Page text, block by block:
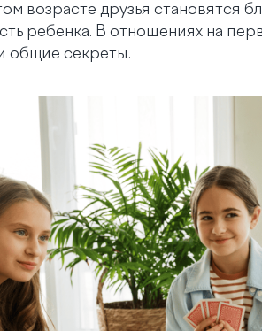
возрасте друзья становятся
ребенка. В отношениях на
общие секреты.